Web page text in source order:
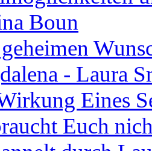
Boun
- Laura
Eines
Euch